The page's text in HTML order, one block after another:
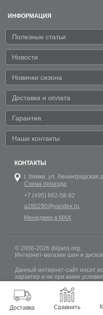
ИНФОРМАЦИЯ
Полезные статьи
Новости
Новинки сезона
Доставка и оплата
Гарантия
Наши контакты
КОНТАКТЫ
г. Химки, ул. Ленинградская
Схема проезда
+7 (495) 662-58-82
a280290@yandex.ru
Менеджер в MAX
© 2006-2026 dilijans.org.
Интернет-магазин шин и дисков
Данный интернет-сайт носит
характер и ни при каких
РФ. Обновление информации о
Dilijans.org производится 24
информацию о резервах.
Доставка Сравнить